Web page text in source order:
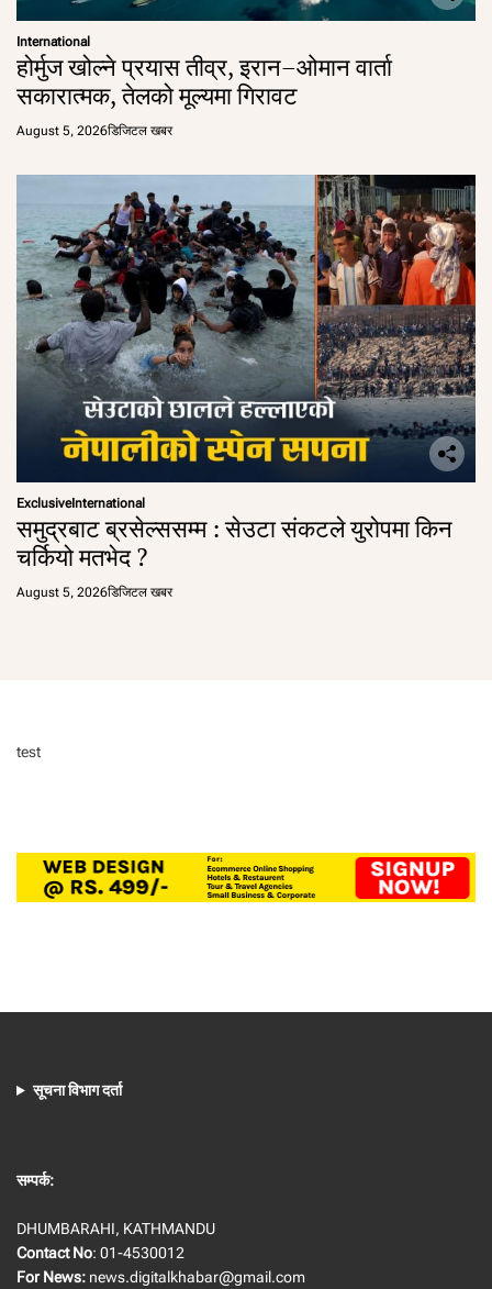
International
होर्मुज खोल्ने प्रयास तीव्र, इरान–ओमान वार्ता
सकारात्मक, तेलको मूल्यमा गिरावट
August 5, 2026डिजिटल खबर
ExclusiveInternational
समुद्रबाट ब्रसेल्ससम्म : सेउटा संकटले युरोपमा किन
चर्कियो मतभेद ?
August 5, 2026डिजिटल खबर
test
सूचना विभाग दर्ता
सम्पर्क:
DHUMBARAHI, KATHMANDU
Contact No: 01-4530012
For News: news.digitalkhabar@gmail.com